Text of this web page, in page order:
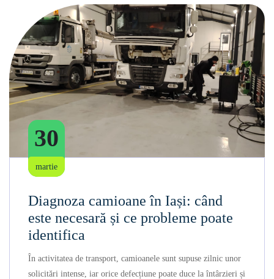
30
martie
Diagnoza camioane în Iași: când
este necesară și ce probleme poate
identifica
În activitatea de transport, camioanele sunt supuse zilnic unor
solicitări intense, iar orice defecțiune poate duce la întârzieri și